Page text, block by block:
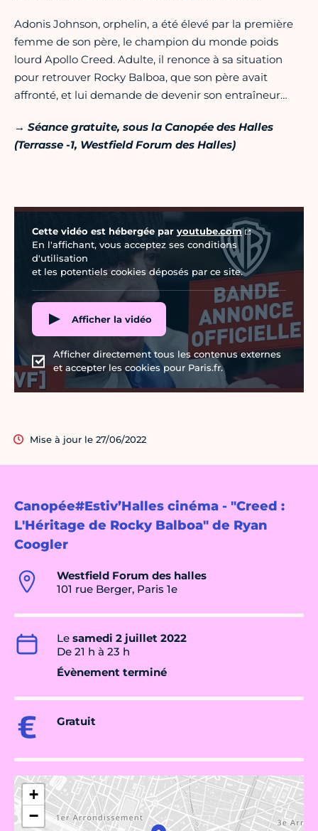
Canopée#Estiv’Halles cinéma - "Creed :
L'Héritage de Rocky Balboa" de Ryan
Coogler
Westfield Forum des halles
101 rue Berger, Paris 1e
Le samedi 2 juillet 2022
De 21 h à 23 h
Évènement terminé
Gratuit
+
−
Adonis Johnson, orphelin, a été élevé par la première
femme de son père, le champion du monde poids
lourd Apollo Creed. Adulte, il renonce à sa situation
pour retrouver Rocky Balboa, que son père avait
affronté, et lui demande de devenir son entraîneur…
→ Séance gratuite, sous la Canopée des Halles
(Terrasse -1, Westfield Forum des Halles)
Vidéo Youtube
Cette vidéo est hébergée par youtube.com
En l'affichant, vous acceptez ses conditions
d'utilisation
et les potentiels cookies déposés par ce site.
Afficher la vidéo
Afficher directement tous les contenus externes
et accepter les cookies pour Paris.fr.
Mise à jour le 27/06/2022